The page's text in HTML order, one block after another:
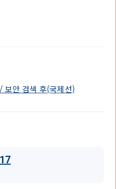
안 검색 후(국제선)